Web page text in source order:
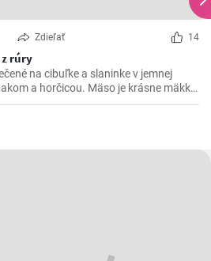
Zdieľať 14
rúry
na cibuľke a slaninke v jemnej
a horčicou. Mäso je krásne mäkké